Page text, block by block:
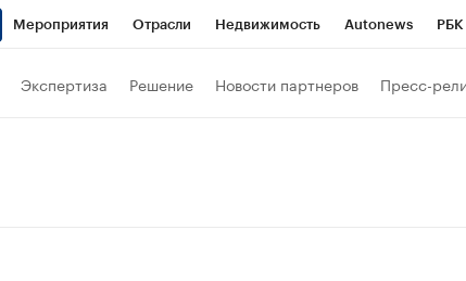
Мероприятия Отрасли Недвижимость Autonews
Экспертиза Решение Новости партнеров Пресс-